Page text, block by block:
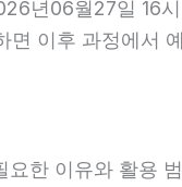
년06월27일 16
이후 과정에서
한 이유와 활용